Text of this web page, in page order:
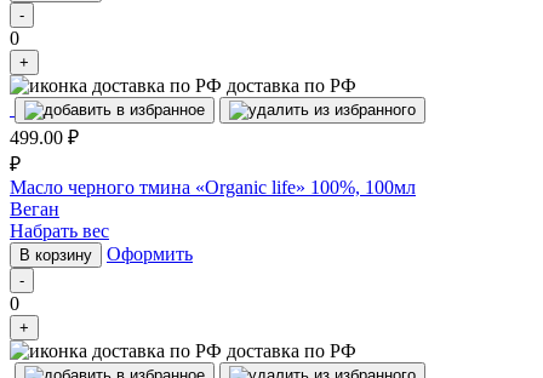
-
0
+
доставка по РФ
499.00 ₽
₽
Масло черного тмина «Organic life» 100%, 100мл
Веган
Набрать вес
В корзину Оформить
-
0
+
доставка по РФ